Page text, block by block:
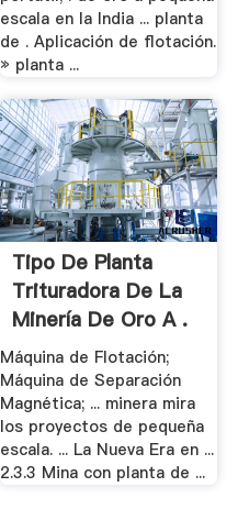
escala en la India ... planta
de . Aplicación de flotación.
» planta ...
Tipo De Planta
Trituradora De La
Minería De Oro A .
Máquina de Flotación;
Máquina de Separación
Magnética; ... minera mira
los proyectos de pequeña
escala. ... La Nueva Era en ...
2.3.3 Mina con planta de ...